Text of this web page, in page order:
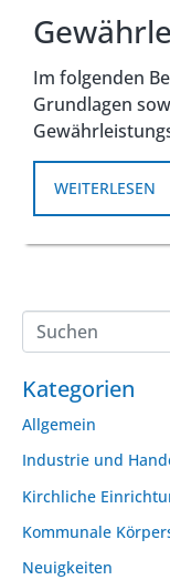
Im folgenden
Grundlagen
WEITERLESEN
Kategorien
Allgemein
Industrie und
Kirchliche
Kommunale
Neuigkeiten